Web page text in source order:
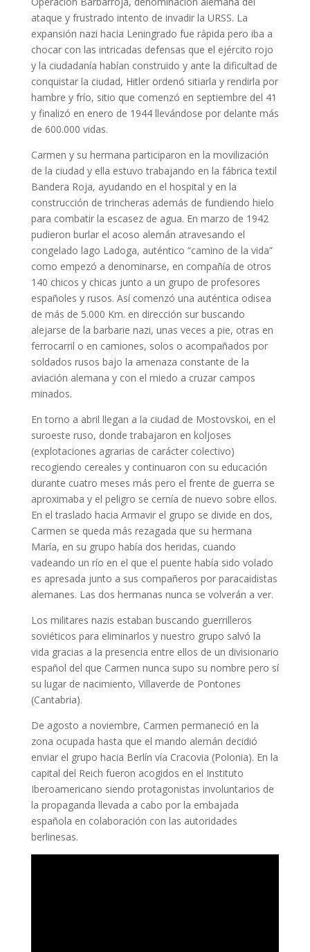
ataque y frustrado intento de invadir la URSS. La
expansión nazi hacia Leningrado fue rápida pero iba a
chocar con las intricadas defensas que el ejército rojo
y la ciudadanía habían construido y ante la dificultad de
conquistar la ciudad, Hitler ordenó sitiarla y rendirla por
hambre y frío, sitio que comenzó en septiembre del 41
y finalizó en enero de 1944 llevándose por delante más
de 600.000 vidas.
Carmen y su hermana participaron en la movilización
de la ciudad y ella estuvo trabajando en la fábrica textil
Bandera Roja, ayudando en el hospital y en la
construcción de trincheras además de fundiendo hielo
para combatir la escasez de agua. En marzo de 1942
pudieron burlar el acoso alemán atravesando el
congelado lago Ladoga, auténtico “camino de la vida”
como empezó a denominarse, en compañía de otros
140 chicos y chicas junto a un grupo de profesores
españoles y rusos. Así comenzó una auténtica odisea
de más de 5.000 Km. en dirección sur buscando
alejarse de la barbarie nazi, unas veces a pie, otras en
ferrocarril o en camiones, solos o acompañados por
soldados rusos bajo la amenaza constante de la
aviación alemana y con el miedo a cruzar campos
minados.
En torno a abril llegan a la ciudad de Mostovskoi, en el
suroeste ruso, donde trabajaron en koljoses
(explotaciones agrarias de carácter colectivo)
recogiendo cereales y continuaron con su educación
durante cuatro meses más pero el frente de guerra se
aproximaba y el peligro se cernía de nuevo sobre ellos.
En el traslado hacia Armavir el grupo se divide en dos,
Carmen se queda más rezagada que su hermana
María, en su grupo había dos heridas, cuando
vadeando un río en el que el puente había sido volado
es apresada junto a sus compañeros por paracaidistas
alemanes. Las dos hermanas nunca se volverán a ver.
Los militares nazis estaban buscando guerrilleros
soviéticos para eliminarlos y nuestro grupo salvó la
vida gracias a la presencia entre ellos de un divisionario
español del que Carmen nunca supo su nombre pero sí
su lugar de nacimiento, Villaverde de Pontones
(Cantabria).
De agosto a noviembre, Carmen permaneció en la
zona ocupada hasta que el mando alemán decidió
enviar el grupo hacia Berlín vía Cracovia (Polonia). En la
capital del Reich fueron acogidos en el Instituto
Iberoamericano siendo protagonistas involuntarios de
la propaganda llevada a cabo por la embajada
española en colaboración con las autoridades
berlinesas.